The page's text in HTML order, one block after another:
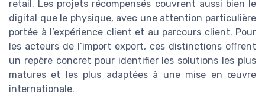
retail. Les projets récompensés couvrent aussi bien le
digital que le physique, avec une attention particulière
portée à l’expérience client et au parcours client. Pour
les acteurs de l’import export, ces distinctions offrent
un repère concret pour identifier les solutions les plus
matures et les plus adaptées à une mise en œuvre
internationale.